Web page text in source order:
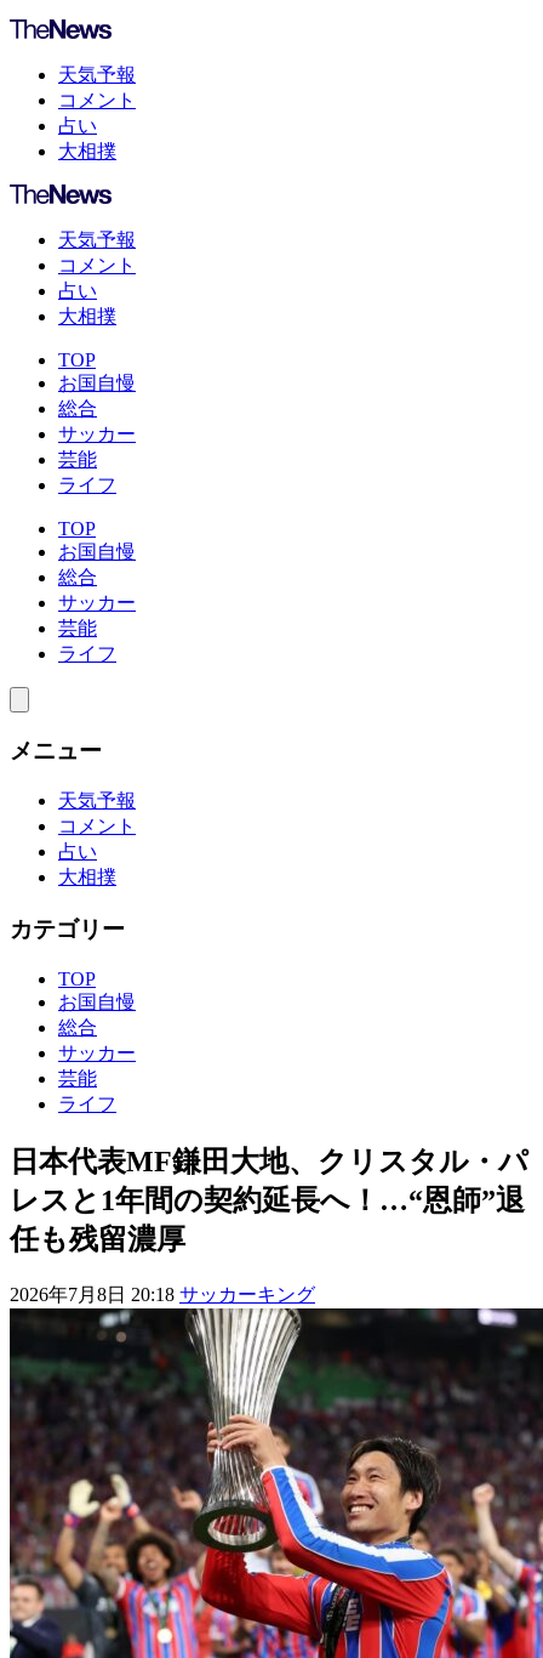
天気予報
コメント
占い
大相撲
天気予報
コメント
占い
大相撲
TOP
お国自慢
総合
サッカー
芸能
ライフ
TOP
お国自慢
総合
サッカー
芸能
ライフ
メニュー
天気予報
コメント
占い
大相撲
カテゴリー
TOP
お国自慢
総合
サッカー
芸能
ライフ
日本代表MF鎌田大地、クリスタル・パ
レスと1年間の契約延長へ！…“恩師”退
任も残留濃厚
2026年7月8日 20:18 サッカーキング